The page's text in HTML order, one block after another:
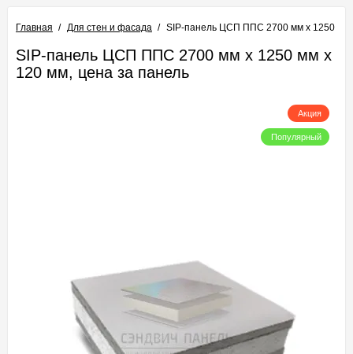
Главная Для стен и фасада SIP-панель ЦСП ППС 2700 мм х 1250 мм
SIP-панель ЦСП ППС 2700 мм х 1250 мм х
120 мм, цена за панель
Акция
Популярный